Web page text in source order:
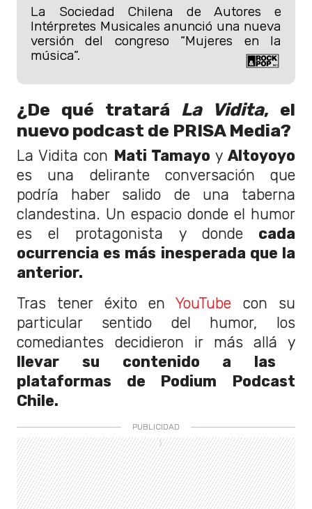
La Sociedad Chilena de Autores e
Intérpretes Musicales anunció una nueva
versión del congreso “Mujeres en la
música”.
¿De qué tratará La Vidita, el
nuevo podcast de PRISA Media?
La Vidita con Mati Tamayo yAltoyoyo
es una delirante conversación que
podría haber salido de una taberna
clandestina. Un espacio donde el humor
es el protagonista y dondecada
ocurrencia es más inesperada que la
anterior.
Tras tener éxito enYouTube con su
particular sentido del humor, los
comediantes decidieron ir más allá y
llevar su contenido a las
plataformas de Podium Podcast
Chile.